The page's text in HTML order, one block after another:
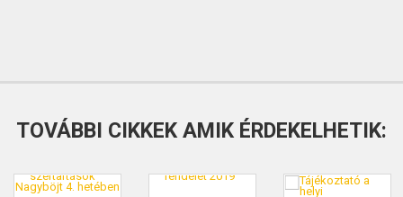
TOVÁBBI CIKKEK AMIK ÉRDEKELHETIK: